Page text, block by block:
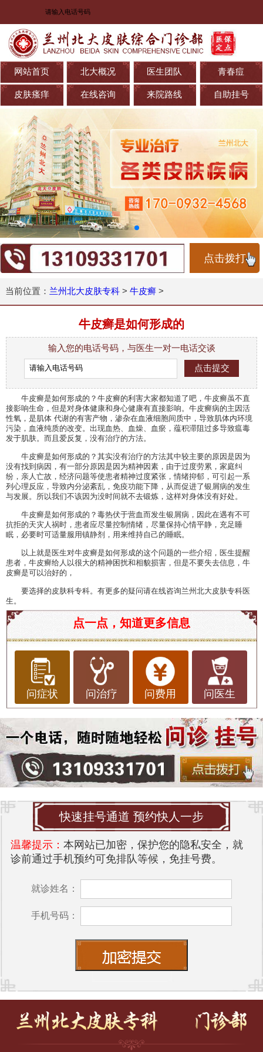
网站首页 北大概况 医生团队 青春痘
皮肤瘙痒 在线咨询 来院路线 自助挂号
点击拨打
当前位置： 兰州北大皮肤专科> 牛皮癣>
牛皮癣是如何形成的
输入您的电话号码，与医生一对一电话交谈
牛皮癣是如何形成的？牛皮癣的利害大家都知道了吧，牛皮癣虽不直
接影响生命，但是对身体健康和身心健康有直接影响。牛皮癣病的主因活
性氧，是肌体 代谢的有害产物，渗杂在血液细胞间质中，导致肌体内环境
污染，血液纯质的改变。出现血热、血燥、血瘀，蕴积滞阻过多导致瘟毒
发于肌肤。而且爱反复，没有治疗的方法。
牛皮癣是如何形成的？其实没有治疗的方法其中较主要的原因是因为
没有找到病因，有一部分原因是因为精神因素，由于过度劳累，家庭纠
纷，亲人亡故，经济问题等使患者精神过度紧张，情绪抑郁，可引起一系
列心理反应，导致内分泌紊乱，免疫功能下降，从而促进了银屑病的发生
与发展。所以我们不该因为没时间就不去锻炼，这样对身体没有好处。
牛皮癣是如何形成的？毒热伏于营血而发生银屑病，因此在遇有不可
抗拒的天灾人祸时，患者应尽量控制情绪，尽量保持心情平静，充足睡
眠，必要时可适量服用镇静剂，用来维持自己的睡眠。
以上就是医生对牛皮癣是如何形成的这个问题的一些介绍，医生提醒
患者，牛皮癣给人以很大的精神困扰和相貌损害，但是不要失去信息，牛
皮癣是可以治好的，
要选择的皮肤科专科。有更多的疑问请在线咨询兰州北大皮肤专科医
生。
点一点，知道更多信息
问症状 问治疗 问费用 问医生
快速挂号通道 预约快人一步
温馨提示： 本网站已加密，保护您的隐私安全，就
诊前通过手机预约可免排队等候，免挂号费。
就诊姓名：
手机号码：